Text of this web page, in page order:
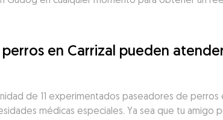
en Carrizal pueden
de 11 experimentados paseadores de
médicas especiales. Ya sea que tu